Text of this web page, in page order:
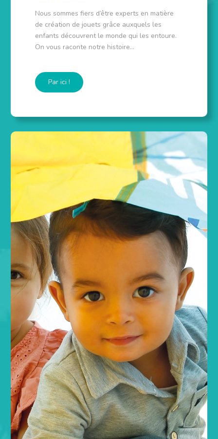
Nous sommes fiers d’être experts en matière
de création de jouets grâce auxquels les
enfants découvrent le monde qui les entoure.
On vous raconte notre histoire…
Par ici !